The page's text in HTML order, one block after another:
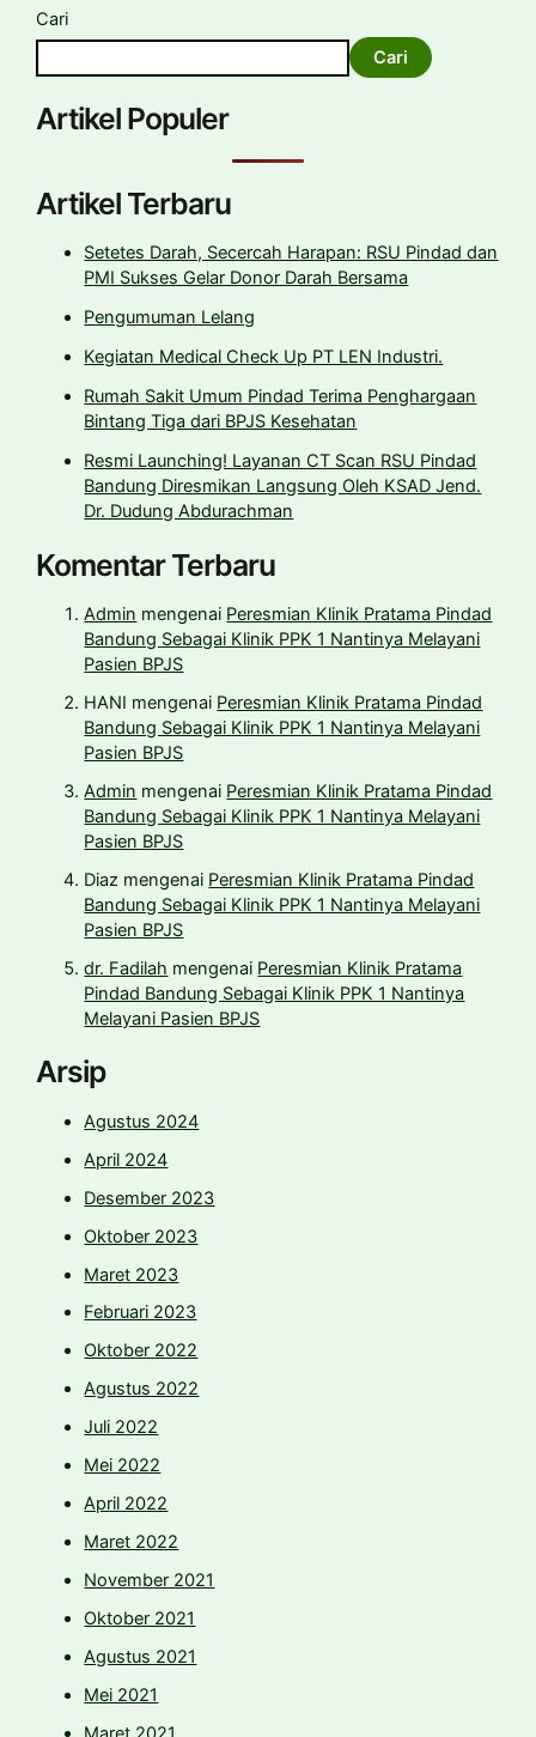
Cari
Cari
Artikel Populer
Artikel Terbaru
Setetes Darah, Secercah Harapan: RSU Pindad dan
PMI Sukses Gelar Donor Darah Bersama
Pengumuman Lelang
Kegiatan Medical Check Up PT LEN Industri.
Rumah Sakit Umum Pindad Terima Penghargaan
Bintang Tiga dari BPJS Kesehatan
Resmi Launching! Layanan CT Scan RSU Pindad
Bandung Diresmikan Langsung Oleh KSAD Jend.
Dr. Dudung Abdurachman
Komentar Terbaru
Admin mengenai Peresmian Klinik Pratama Pindad
Bandung Sebagai Klinik PPK 1 Nantinya Melayani
Pasien BPJS
HANI mengenai Peresmian Klinik Pratama Pindad
Bandung Sebagai Klinik PPK 1 Nantinya Melayani
Pasien BPJS
Admin mengenai Peresmian Klinik Pratama Pindad
Bandung Sebagai Klinik PPK 1 Nantinya Melayani
Pasien BPJS
Diaz mengenai Peresmian Klinik Pratama Pindad
Bandung Sebagai Klinik PPK 1 Nantinya Melayani
Pasien BPJS
dr. Fadilah mengenai Peresmian Klinik Pratama
Pindad Bandung Sebagai Klinik PPK 1 Nantinya
Melayani Pasien BPJS
Arsip
Agustus 2024
April 2024
Desember 2023
Oktober 2023
Maret 2023
Februari 2023
Oktober 2022
Agustus 2022
Juli 2022
Mei 2022
April 2022
Maret 2022
November 2021
Oktober 2021
Agustus 2021
Mei 2021